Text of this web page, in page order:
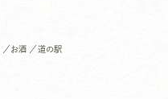
／ お酒 ／ 道の駅